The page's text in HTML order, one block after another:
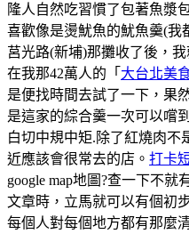
隆人自然吃習慣了包著魚漿
喜歡像是燙魷魚的魷魚羹(我
莒光路(新埔)那攤收了後，
在我那42萬人的「 大台北美
是便找時間去試了一下，果
是這家的綜合羹一次可以嚐
白切中規中矩.除了紅燒肉不
近應該會很常去的店。 打卡
google map地圖?查一下不
文章時，立馬就可以有個初
每個人對每個地方都有那麼